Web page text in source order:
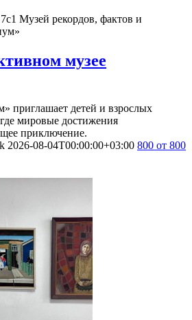
Музей рекордов, фактов и
музее
приглашает детей и взрослых
мировые достижения
приключение.
2026-08-04T00:00:00+03:00 800 от 800